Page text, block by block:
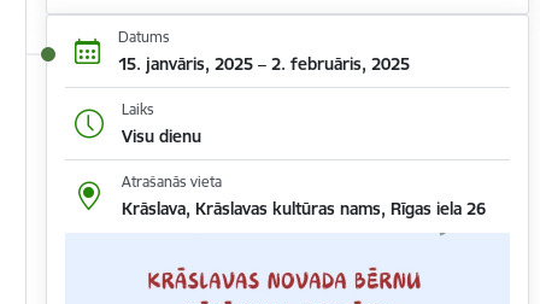
Datums
15. janvāris, 2025 – 2. februāris, 2025
Laiks
Visu dienu
Atrašanās vieta
Krāslava, Krāslavas kultūras nams, Rīgas iela 26